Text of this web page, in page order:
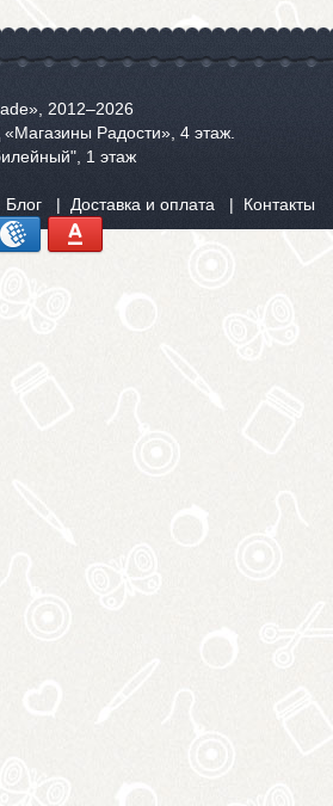
2012‒2026
Радости», 4 этаж.
1 этаж
Блог Доставка и оплата Контакты